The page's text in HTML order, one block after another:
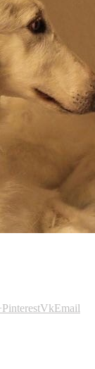
PinterestVkEmail